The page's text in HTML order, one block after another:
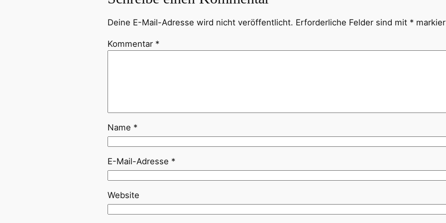
Deine E-Mail-Adresse wird nicht veröffentlicht. Erforderliche Felder sind mit *
Kommentar *
Name *
E-Mail-Adresse *
Website